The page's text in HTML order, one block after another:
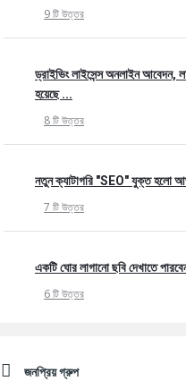
9 টি উত্তর
ড্রাইভিং লাইসেন্স অনলাইন আবেদন,
হয়েছে ...
8 টি উত্তর
নতুন ক্যাটাগরি "SEO" যুক্ত হলো
7 টি উত্তর
একটি ঘোর লাগানো ছবি দেখাতে
6 টি উত্তর
জনপ্রিয় গ্রুপ